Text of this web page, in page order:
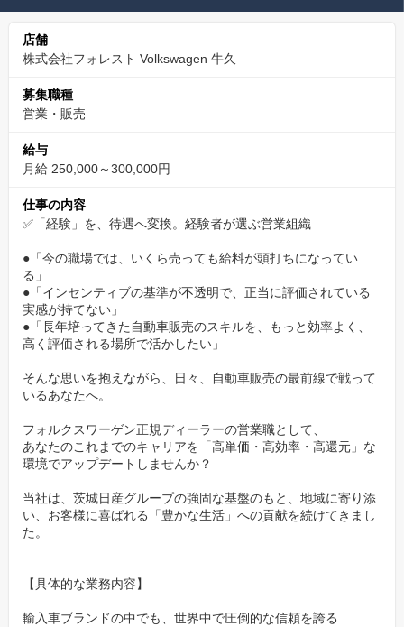
制度」
「頑張った分だけ評価される」のは当然のことですが、それを口
約束ではなく制度として構築しています。
明確な基準があるため、評価が上司の主観や感情に左右されるス
トレスはありません。
売目安でインセンティブのみで年間250万〜300万円の上乗せが可
能です。
実際に30歳主任で年収730万円を実現しており、さらに上位層にな
れば年収1,000万円を超えるケースも。
給与水準と透明性に驚くはずです。
✅常に最新モデルを体感できる「借上げ車両制度」
自社ブランドの車を購入し、通勤や営業活動に使用できる独自の
会社から手厚い費用補助（月額19,000円～29,000円）が出るた
ことができます。
自分がオーナーとして毎日乗っているからこそ、カタログスペッ
これは、車を売るプロとして最高の武器になります。
✅経験を武器に、さらなる高みへ「専門性のアップデ
これまで培ってきた自動車営業の知識や経験は、当社の環境でさ
らに輝きます。
店舗
株式会社フォレスト Volkswagen 牛久
募集職種
営業・販売
給与
月給 250,000～300,000円
仕事の内容
✅「経験」を、待遇へ変換。経験者が選ぶ営業組織
●「今の職場では、いくら売っても給料が頭打ちになってい
る」
●「インセンティブの基準が不透明で、正当に評価されている
実感が持てない」
●「長年培ってきた自動車販売のスキルを、もっと効率よく、
高く評価される場所で活かしたい」
そんな思いを抱えながら、日々、自動車販売の最前線で戦って
いるあなたへ。
フォルクスワーゲン正規ディーラーの営業職として、
あなたのこれまでのキャリアを「高単価・高効率・高還元」な
環境でアップデートしませんか？
当社は、茨城日産グループの強固な基盤のもと、地域に寄り添
い、お客様に喜ばれる「豊かな生活」への貢献を続けてきまし
た。
【具体的な業務内容】
輸入車ブランドの中でも、世界中で圧倒的な信頼を誇る